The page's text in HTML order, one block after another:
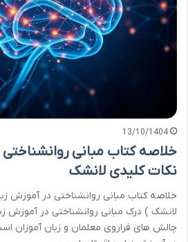
13/10/1404
خلاصه کتاب مبانی روانشناختی
نکات کلیدی لانشک
خلاصه کتاب مبانی روانشناختی در آموزش
لانشک ) درک مبانی روانشناختی در آموزش
چالش های فراروی معلمان و زبان آموزان